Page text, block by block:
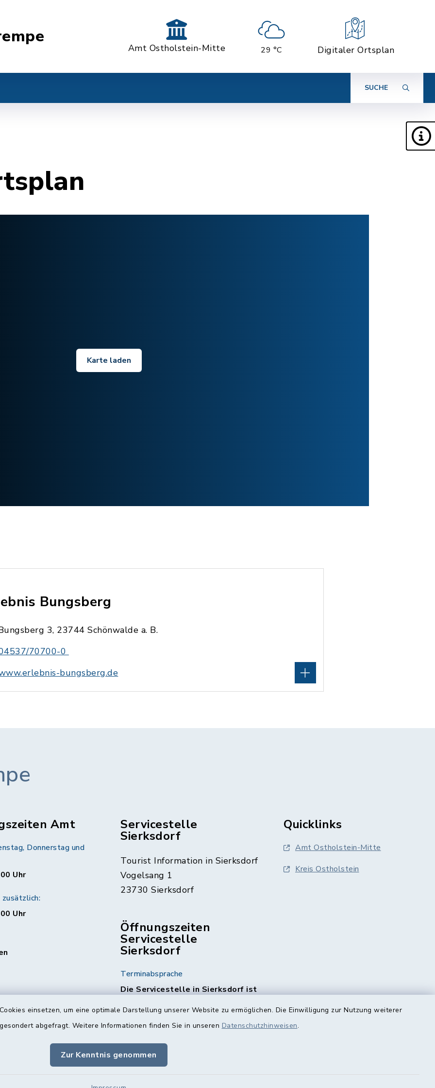
einsetzen, um eine optimale Darstellung unserer Website zu ermöglichen. Die Einwilligung zur Nutzung weiterer
abgefragt. Weitere Informationen finden Sie in unseren Datenschutzhinweisen.
Zur Kenntnis genommen
Amt Ostholstein-Mitte 29 °C Digitaler Ortsplan
SUCHE
Karte laden
Bungsberg
3, 23744 Schönwalde a. B.
70700-0
bungsberg.de
Amt
Donnerstag und
Uhr
Uhr
Servicestelle
Sierksdorf
Tourist Information in Sierksdorf
Vogelsang 1
23730 Sierksdorf
Öffnungszeiten
Servicestelle
Sierksdorf
Terminabsprache
Die Servicestelle in Sierksdorf ist
geöffnet. Hierzu ist eine
Terminabsprache erforderlich.
Die Kontaktdaten finden Sie
Nächste Termine:
Quicklinks
Amt Ostholstein-Mitte
Kreis Ostholstein